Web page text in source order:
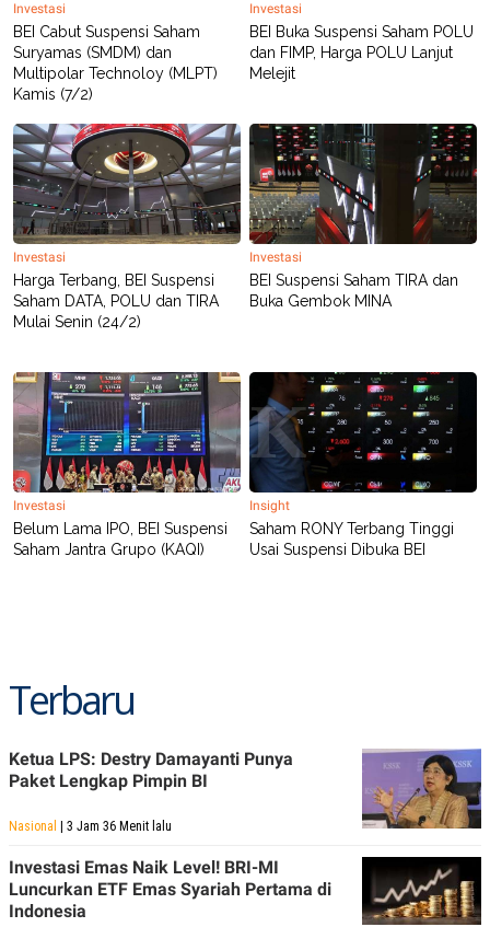
Investasi
BEI Cabut Suspensi Saham
Suryamas (SMDM) dan
Multipolar Technoloy (MLPT)
Kamis (7/2)
Investasi
BEI Buka Suspensi Saham POLU
dan FIMP, Harga POLU Lanjut
Melejit
Investasi
Harga Terbang, BEI Suspensi
Saham DATA, POLU dan TIRA
Mulai Senin (24/2)
Investasi
BEI Suspensi Saham TIRA dan
Buka Gembok MINA
Investasi
Belum Lama IPO, BEI Suspensi
Saham Jantra Grupo (KAQI)
Insight
Saham RONY Terbang Tinggi
Usai Suspensi Dibuka BEI
Terbaru
Ketua LPS: Destry Damayanti Punya
Paket Lengkap Pimpin BI
Nasional | 3 Jam 36 Menit lalu
Investasi Emas Naik Level! BRI-MI
Luncurkan ETF Emas Syariah Pertama di
Indonesia